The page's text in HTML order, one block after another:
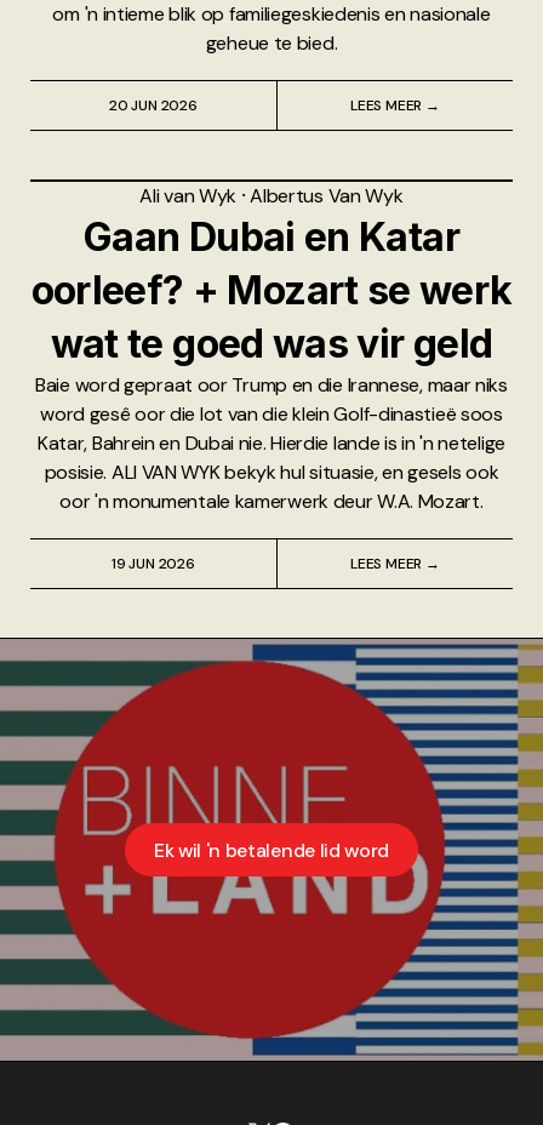
om 'n intieme blik op familiegeskiedenis en nasionale
geheue te bied.
20 JUN 2026 LEES MEER →
Ali van Wyk ⸱Albertus Van Wyk
Gaan Dubai en Katar
oorleef? + Mozart se werk
wat te goed was vir geld
Baie word gepraat oor Trump en die Irannese, maar niks
word gesê oor die lot van die klein Golf-dinastieë soos
Katar, Bahrein en Dubai nie. Hierdie lande is in 'n netelige
posisie. ALI VAN WYK bekyk hul situasie, en gesels ook
oor 'n monumentale kamerwerk deur W.A. Mozart.
19 JUN 2026 LEES MEER →
Ek wil 'n betalende lid word